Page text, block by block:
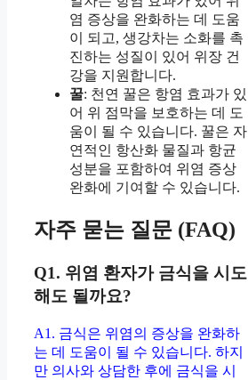
염 증상을 완화하는 데 도움
이 되고, 생강차는 소화를 촉
진하는 성질이 있어 위장 건
강을 지원합니다.
꿀: 천연 꿀은 항염 효과가 있
어 위 점막을 보호하는 데 도
움이 될 수 있습니다. 꿀은 자
연적인 항산화 물질과 항균
성분을 포함하여 위염 증상
완화에 기여할 수 있습니다.
자주 묻는 질문 (FAQ)
Q1. 위염 환자가 금식을 시도
해도 될까요?
A1. 금식은 위염의 증상을 완화하
는 데 도움이 될 수 있습니다. 하지
만 의사와 상담한 후에 금식을 시